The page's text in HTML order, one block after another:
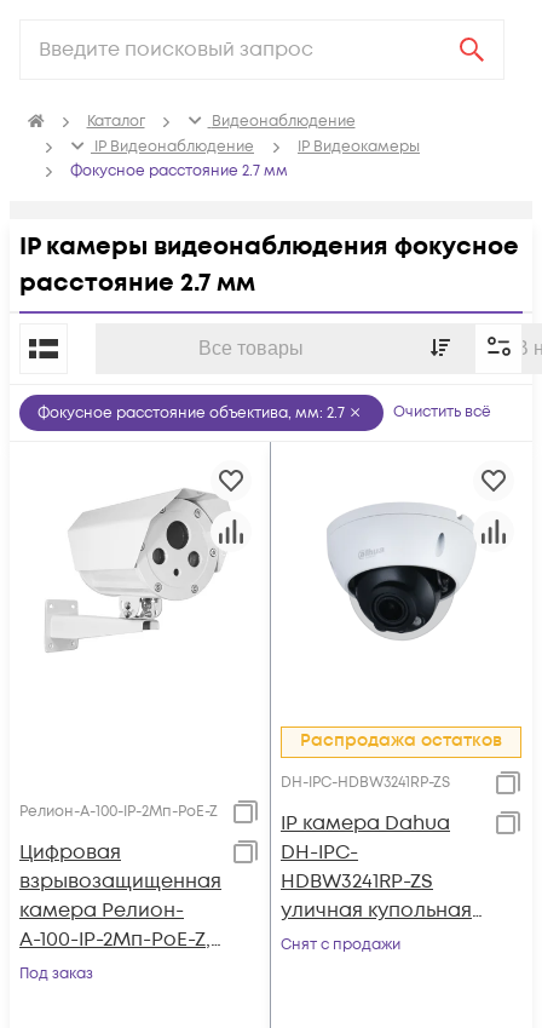
Каталог
Видеонаблюдение
IP Видеонаблюдение
IP Видеокамеры
Фокусное расстояние 2.7 мм
IP камеры видеонаблюдения фокусное
расстояние 2.7 мм
Все товары В
По популярности
Фокусное расстояние объектива, мм: 2.7 Очистить всё
Релион-А-100-IP-2Мп-PоE-Z
Цифровая
взрывозащищенная
камера Релион-
А-100-IP-2Мп-PоE-Z,
2Мп,
Под заказ
Распродажа остатков
DH-IPC-HDBW3241RP-ZS
IP камера Dahua
DH-IPC-
HDBW3241RP-ZS
уличная купольная
2Мп,
Снят с продажи